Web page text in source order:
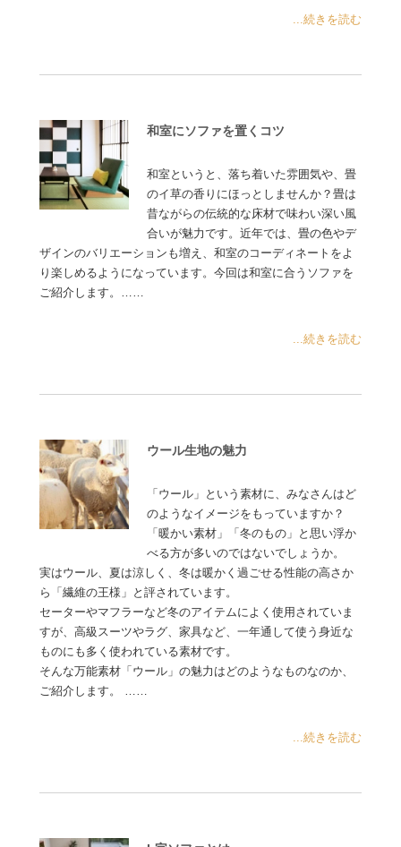
...続きを読む
和室にソファを置くコツ
和室というと、落ち着いた雰囲気や、畳
のイ草の香りにほっとしませんか？畳は
昔ながらの伝統的な床材で味わい深い風
合いが魅力です。近年では、畳の色やデ
ザインのバリエーションも増え、和室のコーディネートをよ
り楽しめるようになっています。今回は和室に合うソファを
ご紹介します。……
...続きを読む
ウール生地の魅力
「ウール」という素材に、みなさんはど
のようなイメージをもっていますか？
「暖かい素材」「冬のもの」と思い浮か
べる方が多いのではないでしょうか。
実はウール、夏は涼しく、冬は暖かく過ごせる性能の高さか
ら「繊維の王様」と評されています。
セーターやマフラーなど冬のアイテムによく使用されていま
すが、高級スーツやラグ、家具など、一年通して使う身近な
ものにも多く使われている素材です。
そんな万能素材「ウール」の魅力はどのようなものなのか、
ご紹介します。 ……
...続きを読む